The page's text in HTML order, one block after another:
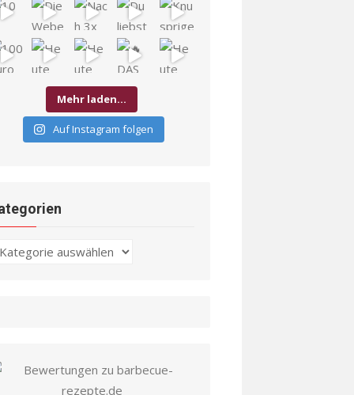
Mehr laden…
Auf Instagram folgen